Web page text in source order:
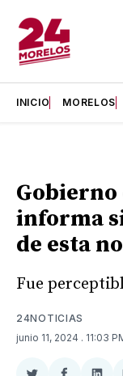
INICIO MORELOS
Gobierno
informa
de esta
Fue
24NOTICIAS
junio 11, 2024 . 11:03